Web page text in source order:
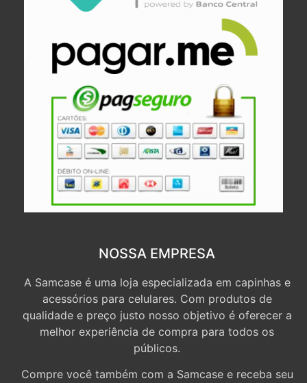
NOSSA EMPRESA
A Samcase é uma loja especializada em capinhas e
acessórios para celulares. Com produtos de
qualidade e preço justo nosso objetivo é oferecer a
melhor experiência de compra para todos os
públicos.
Compre você também com a Samcase e receba seu